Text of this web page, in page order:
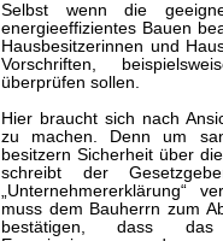
Selbst wenn die
energieeffizientes Bauen
Hausbesitzerinnen und
Vorschriften,
überprüfen sollen.
Hier braucht sich nach
zu machen. Denn um
besitzern Sicherheit über
schreibt der
„Unternehmererklärung“
muss dem Bauherrn zum
bestätigen, dass